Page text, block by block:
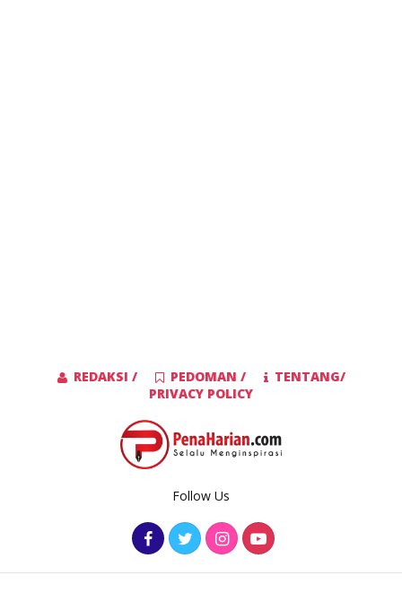
REDAKSI / PEDOMAN /
TENTANG/
PRIVACY POLICY
Follow Us